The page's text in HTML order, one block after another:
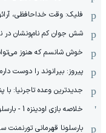
فلیک: وقت خداحافظی،
شش جوان کم نام‌و‌نشان در
خوش شانسم که هنوز
پیروز: بیرانوند را دوست
جدیدترین وعده تاجرنیا: با
خلاصه بازی اودینزه 1 - بارسلونا 0
بارسلونا قهرمانی تورنمنت